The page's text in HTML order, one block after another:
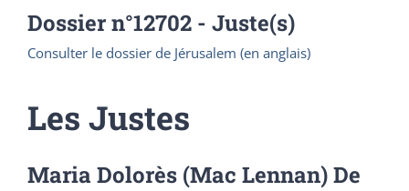
Dossier n°12702 - Juste(s)
Consulter le dossier de Jérusalem (en anglais)
Les Justes
Maria Dolorès (Mac Lennan) De